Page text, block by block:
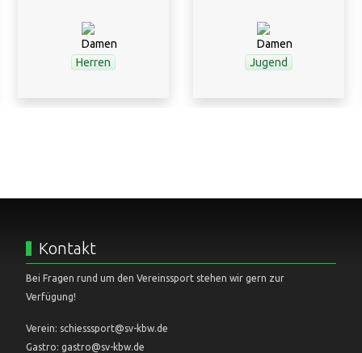
Herren Jugend
Kontakt
Bei Fragen rund um den Vereinssport stehen wir gern zur
Verfügung!
Verein: schiesssport@sv-kbw.de
Gastro: gastro@sv-kbw.de